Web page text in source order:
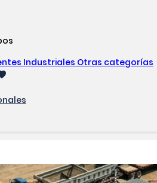
Industriales Otras categorías